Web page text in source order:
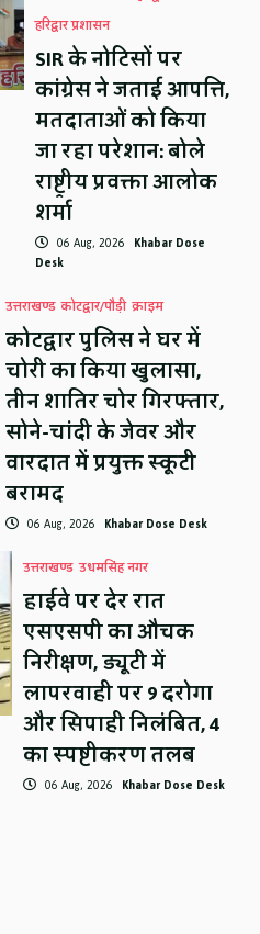
हरिद्वार प्रशासन
SIR के नोटिसों पर
कांग्रेस ने जताई आपत्ति,
मतदाताओं को किया
जा रहा परेशान: बोले
राष्ट्रीय प्रवक्ता आलोक
शर्मा
06 Aug, 2026 Khabar Dose
Desk
उत्तराखण्ड कोटद्वार/पौड़ी क्राइम
कोटद्वार पुलिस ने घर में
चोरी का किया खुलासा,
तीन शातिर चोर गिरफ्तार,
सोने-चांदी के जेवर और
वारदात में प्रयुक्त स्कूटी
बरामद
06 Aug, 2026 Khabar Dose Desk
उत्तराखण्ड उधमसिंह नगर
हाईवे पर देर रात
एसएसपी का औचक
निरीक्षण, ड्यूटी में
लापरवाही पर 9 दरोगा
और सिपाही निलंबित, 4
का स्पष्टीकरण तलब
06 Aug, 2026 Khabar Dose Desk